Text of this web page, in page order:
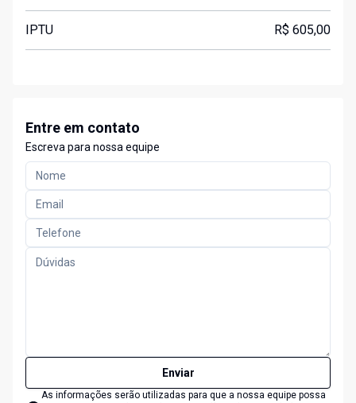
IPTU R$ 605,00
Entre em contato
Escreva para nossa equipe
Enviar
As informações serão utilizadas para que a nossa equipe possa